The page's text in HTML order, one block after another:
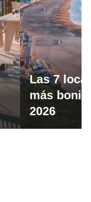
Las 7
más
2026